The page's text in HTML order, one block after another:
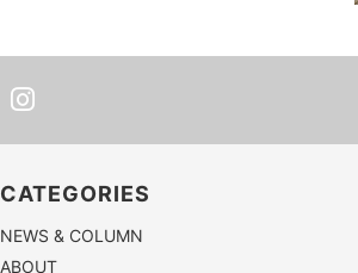
CATEGORIES
NEWS & COLUMN
ABOUT